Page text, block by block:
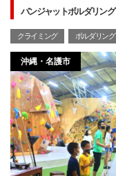
バンジャットボルダリング
クライミング ボルダリング
沖縄・名護市